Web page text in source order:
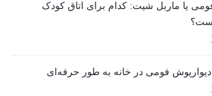
یا ماربل شیت: کدام برای اتاق کودک
فومی در خانه به طور حرفه‌ای